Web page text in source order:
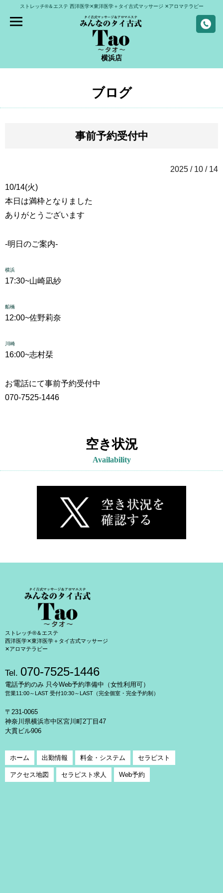
ストレッチ®＆エステ 西洋医学✕東洋医学＋タイ古式マッサージ ✕アロマテラピー
横浜店
ブログ
事前予約受付中
2025 / 10 / 14
10/14(火)
本日は満枠となりました
ありがとうございます
-明日のご案内-
横浜
17:30~山崎凪紗
船橋
12:00~佐野莉奈
川崎
16:00~志村栞
お電話にて事前予約受付中
070-7525-1446
空き状況
Availability
ストレッチ®＆エステ
西洋医学✕東洋医学＋タイ古式マッサージ
✕アロマテラピー
Tel. 070-7525-1446
電話予約のみ 只今Web予約準備中（女性利用可）
営業11:00～LAST 受付10:30～LAST（完全個室・完全予約制）
〒231-0065
神奈川県横浜市中区宮川町2丁目47
大貫ビル906
ホーム 出勤情報 料金・システム セラピスト
アクセス地図 セラピスト求人 Web予約